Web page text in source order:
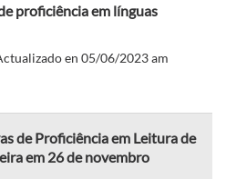
proficiência em línguas
en 05/06/2023 am
de Proficiência em Leitura de
em 26 de novembro